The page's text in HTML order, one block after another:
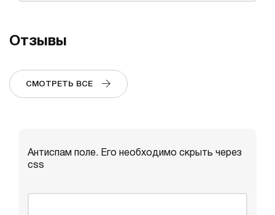
Отзывы
СМОТРЕТЬ ВСЕ
Антиспам поле. Его необходимо скрыть через
css